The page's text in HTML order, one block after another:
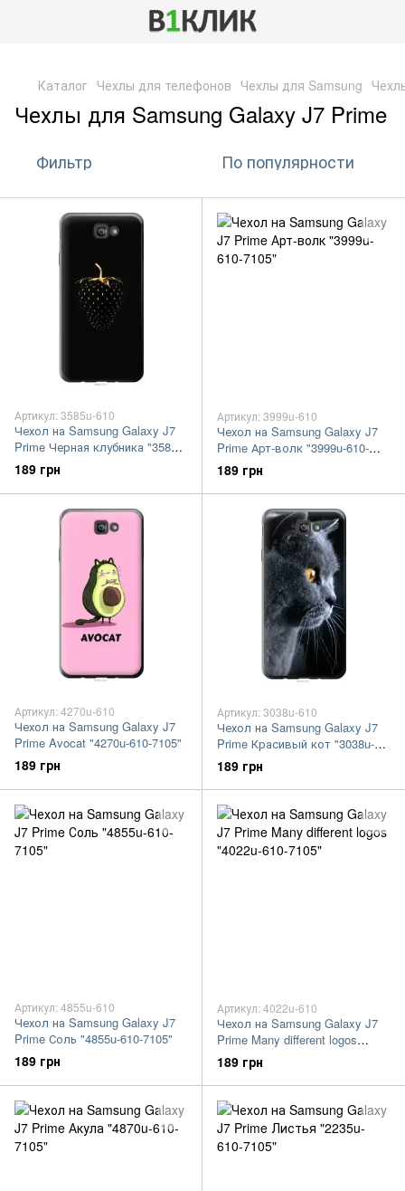
Каталог Чехлы для телефонов Чехлы для Samsung
Чехлы для Samsung Galaxy J7 Prime
Фильтр По популярности
Артикул: 3585u-610
Чехол на Samsung Galaxy J7
Prime Черная клубника "3585u-
610-7105"
189 грн
Артикул: 3999u-610
Чехол на Samsung Galaxy J7
Prime Арт-волк "3999u-610-
7105"
189 грн
Артикул: 4270u-610
Чехол на Samsung Galaxy J7
Prime Avocat "4270u-610-7105"
189 грн
Артикул: 3038u-610
Чехол на Samsung Galaxy J7
Prime Красивый кот "3038u-
610-7105"
189 грн
Артикул: 4855u-610
Чехол на Samsung Galaxy J7
Prime Соль "4855u-610-7105"
189 грн
Артикул: 4022u-610
Чехол на Samsung Galaxy J7
Prime Many different logos
"4022u-610-7105"
189 грн